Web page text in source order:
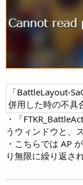
「BattleLayout-
併用した時の不具
・「
うウィンドウと、
・こちらでは AP
り無限に繰り返さ